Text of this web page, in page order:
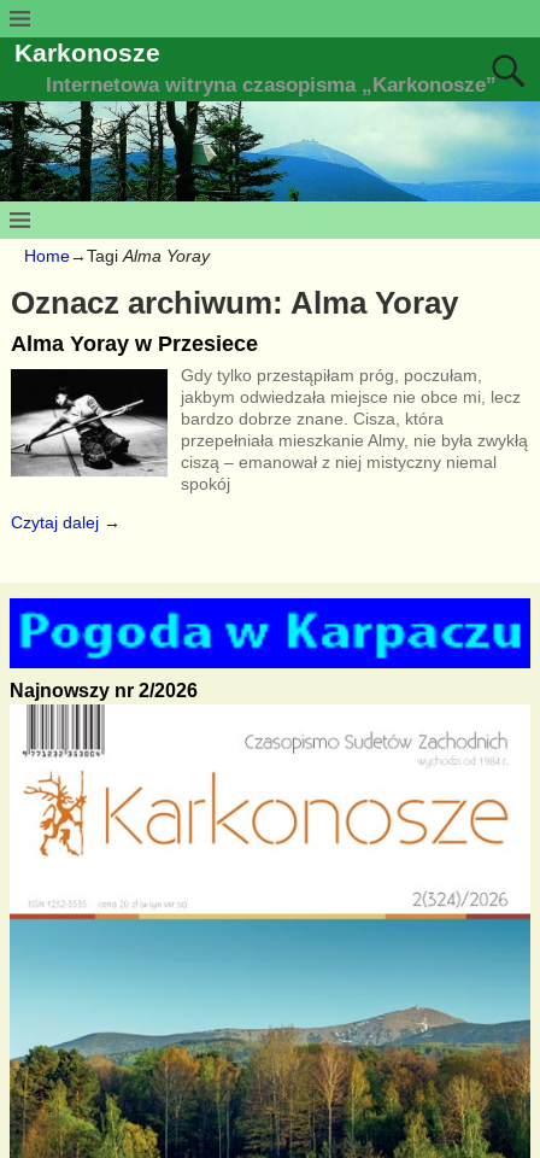
Karkonosze
Internetowa witryna czasopisma „Karkonosze”
Home→Tagi Alma Yoray
Oznacz archiwum: Alma Yoray
Alma Yoray w Przesiece
Gdy tylko przestąpiłam próg, poczułam,
jakbym odwiedzała miejsce nie obce mi, lecz
bardzo dobrze znane. Cisza, która
przepełniała mieszkanie Almy, nie była zwykłą
ciszą – emanował z niej mistyczny niemal
spokój
Czytaj dalej →
Najnowszy nr 2/2026